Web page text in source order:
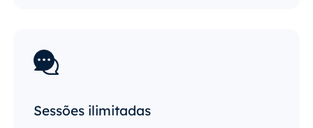
Sessões ilimitadas